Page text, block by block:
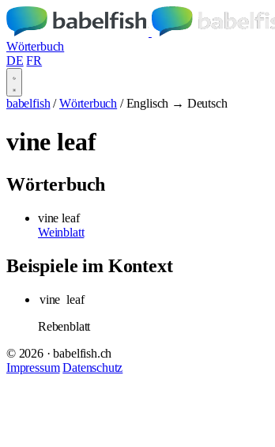
Wörterbuch
DE FR
babelfish / Wörterbuch / Englisch → Deutsch
vine leaf
Wörterbuch
vine leaf
Weinblatt
Beispiele im Kontext
vine leaf
Rebenblatt
© 2026 · babelfish.ch
Impressum Datenschutz